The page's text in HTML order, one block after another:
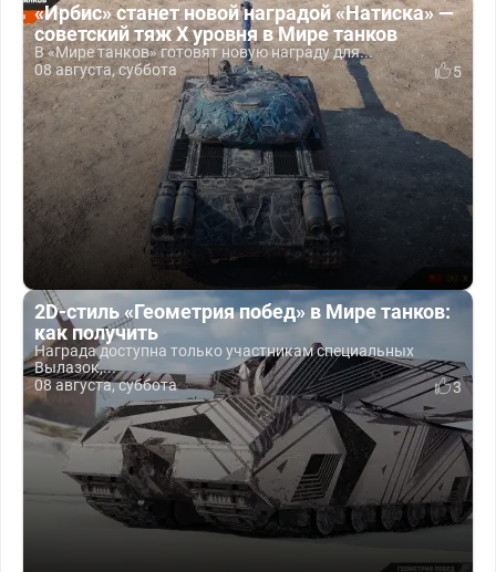
«Ирбис» станет новой наградой «Натиска» —
советский тяж X уровня в Мире танков
В «Мире танков» готовят новую награду для...
08 августа, суббота
5
2D-стиль «Геометрия побед» в Мире танков:
как получить
Награда доступна только участникам специальных
Вылазок,...
08 августа, суббота
3